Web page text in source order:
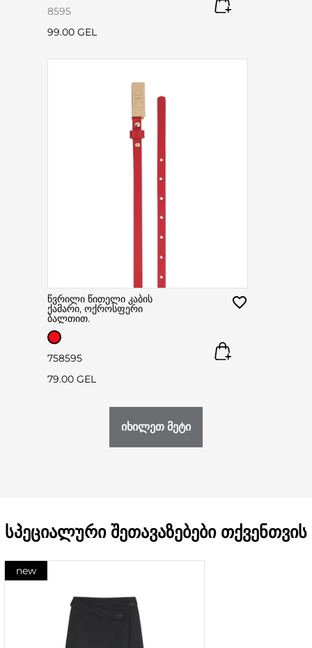
8595
99.00 GEL
წვრილი წითელი კაბის
ქამარი, ოქროსფერი
ბალთით.
758595
79.00 GEL
იხილეთ მეტი
სპეციალური შეთავაზებები თქვენთვის
new